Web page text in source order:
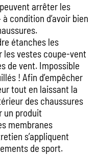
arrêter les
condition d’avoir bien
étanches les
les vestes coupe-vent
de vent. Impossible
! Afin d’empêcher
tout en laissant la
des chaussures
un produit
membranes
s’appliquent
de sport.